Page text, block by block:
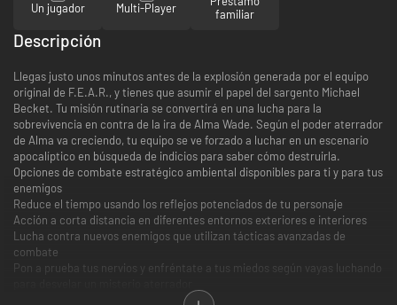
Un jugador Multi-Player
familiar
Descripción
Llegas justo unos minutos antes de la explosión generada por el equipo
original de F.E.A.R., y tienes que asumir el papel del sargento Michael
Becket. Tu misión rutinaria se convertirá en una lucha para la
sobrevivencia en contra de la ira de Alma Wade. Según el poder aterrador
de Alma va creciendo, tu equipo se ve forzado a luchar en un escenario
apocalíptico en búsqueda de indicios para saber cómo destruirla.
Opciones de combate estratégico ambiental disponibles para ti y para tus
enemigos
Reduce el tiempo usando los reflejos potenciados de tu personaje
Acción a corta distancia en diferentes entornos exteriores e interiores
Lucha contra nuevos enemigos que utilizan tácticas avanzadas de
combate
Pon a prueba tus nervios y enfréntate a tus miedos según vayas luchando
Interactúa con el mundo para despejar obstáculos o para crear un